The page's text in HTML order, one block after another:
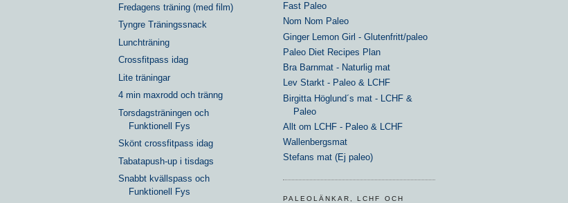
Fast Paleo
Nom Nom Paleo
Ginger Lemon Girl - Glutenfritt/paleo
Paleo Diet Recipes Plan
Bra Barnmat - Naturlig mat
Lev Starkt - Paleo & LCHF
Birgitta Höglund´s mat - LCHF &
Paleo
Allt om LCHF - Paleo & LCHF
Wallenbergsmat
Stefans mat (Ej paleo)
PALEOLÄNKAR, LCHF OCH
Fredagens träning (med film)
Tyngre Träningssnack
Lunchträning
Crossfitpass idag
Lite träningar
4 min maxrodd och tränng
Torsdagsträningen och
Funktionell Fys
Skönt crossfitpass idag
Tabatapush-up i tisdags
Snabbt kvällspass och
Funktionell Fys